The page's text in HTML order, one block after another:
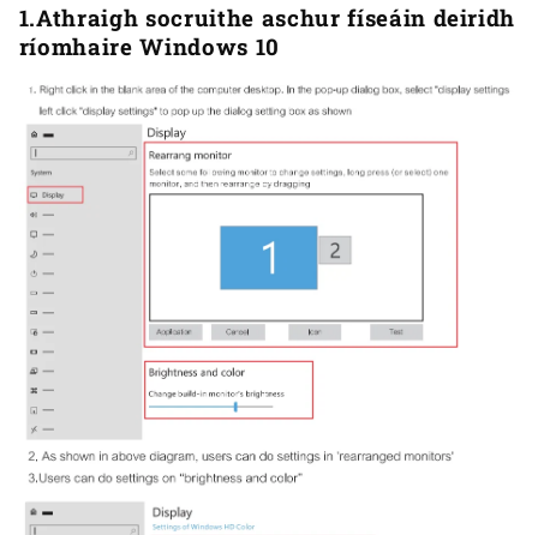
1.Athraigh socruithe aschur físeáin deiridh
ríomhaire Windows 10